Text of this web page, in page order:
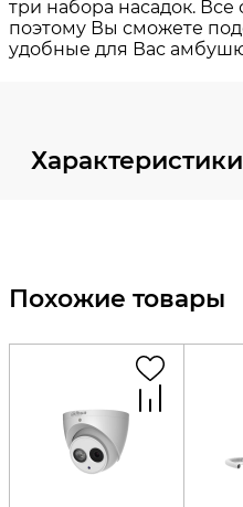
Характеристики
Похожие товары